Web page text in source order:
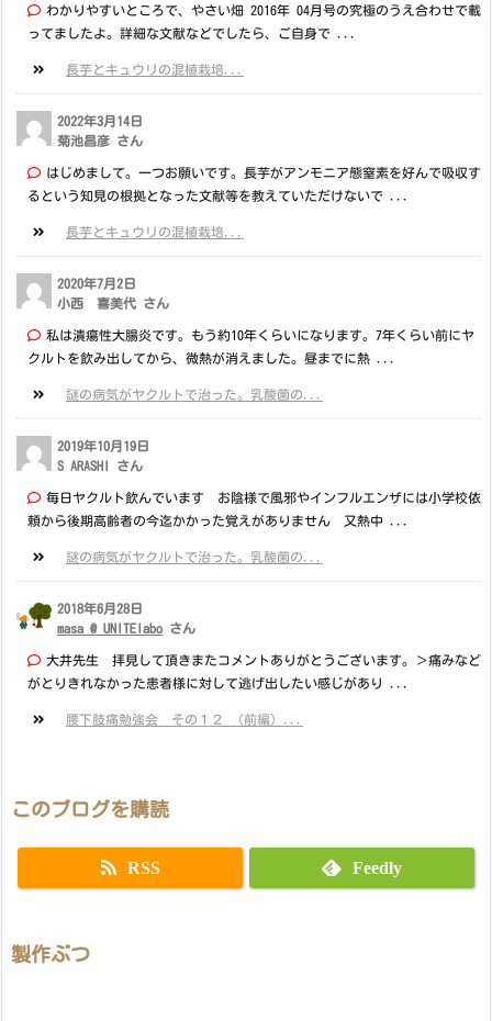
わかりやすいところで、やさい畑 2016年 04月号の究極のうえ合わせで載
ってましたよ。詳細な文献などでしたら、ご自身で ...
長芋とキュウリの混植栽培...
2022年3月14日
菊池昌彦 さん
はじめまして。一つお願いです。長芋がアンモニア態窒素を好んで吸収す
るという知見の根拠となった文献等を教えていただけないで ...
長芋とキュウリの混植栽培...
2020年7月2日
小西 喜美代 さん
私は潰瘍性大腸炎です。もう約10年くらいになります。7年くらい前にヤ
クルトを飲み出してから、微熱が消えました。昼までに熱 ...
謎の病気がヤクルトで治った。乳酸菌の...
2019年10月19日
S ARASHI さん
毎日ヤクルト飲んでいます お陰様で風邪やインフルエンザには小学校依
頼から後期高齢者の今迄かかった覚えがありません 又熱中 ...
謎の病気がヤクルトで治った。乳酸菌の...
2018年6月28日
masa @ UNITElabo さん
大井先生 拝見して頂きまたコメントありがとうございます。＞痛みなど
がとりきれなかった患者様に対して逃げ出したい感じがあり ...
腰下肢痛勉強会 その１２ （前編）...
このブログを購読
RSS Feedly
製作ぶつ